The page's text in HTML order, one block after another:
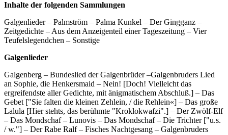
Inhalte der folgenden Sammlungen
Galgenlieder – Palmström – Palma Kunkel – Der Gingganz –
Zeitgedichte – Aus dem Anzeigenteil einer Tageszeitung – Vier
Teufelslegendchen – Sonstige
Galgenlieder
Galgenberg – Bundeslied der Galgenbrüder –Galgenbruders Lied
an Sophie, die Henkersmaid – Nein! [Doch! Vielleicht das
ergreifendste aller Gedichte, mit änigmatischem Abschluß.] – Das
Gebet ["Sie falten die kleinen Zehlein, / die Rehlein«] – Das große
Lalula [Hier stehts, das berühmte "Kroklokwafzi".] – Der Zwölf-Elf
– Das Mondschaf – Lunovis – Das Mondschaf – Die Trichter ["u.s.
/ w."] – Der Rabe Ralf – Fisches Nachtgesang – Galgenbruders